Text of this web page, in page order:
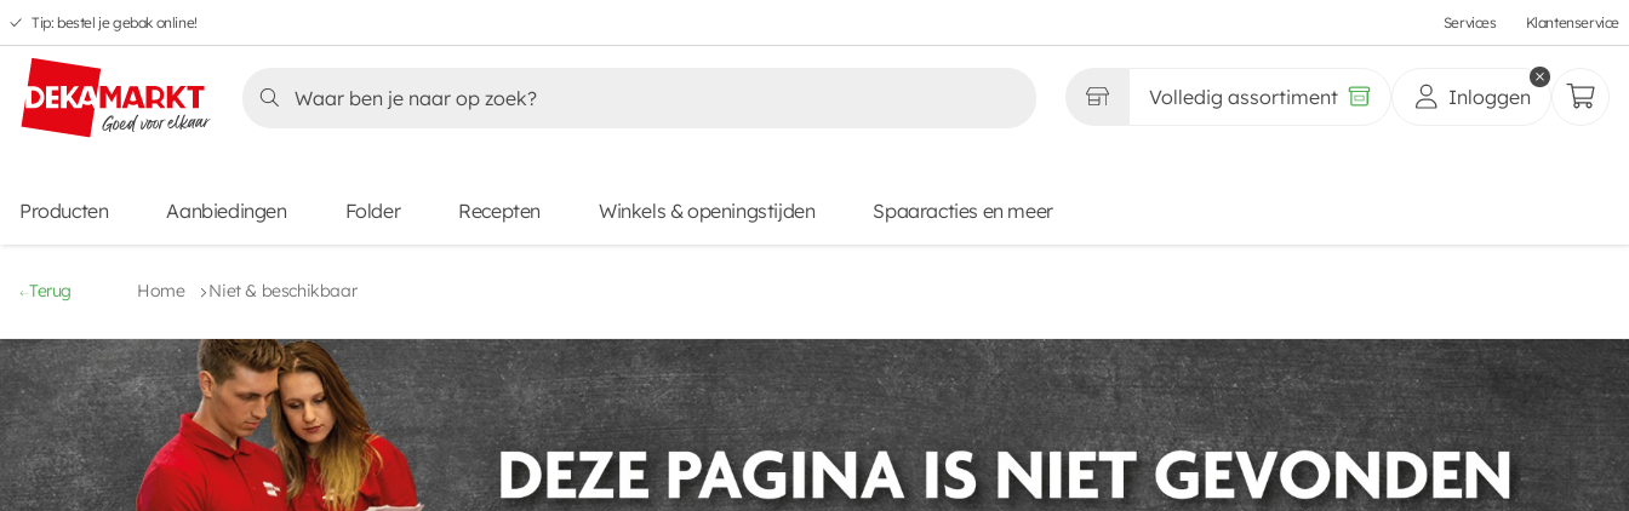
Overslaan
naar
hoofdnavigatie
Overslaan
naar
hoofdinhoud
Overslaan
naar
voettekstinhoud
Overslaan
naar
aanbiedingen
Tip: bestel je gebak online! Services Klantenservice
Volledig assortiment Inloggen
Producten Aanbiedingen Folder Recepten Winkels & openingstijden Spaaracties en meer
Terug Home Niet & beschikbaar